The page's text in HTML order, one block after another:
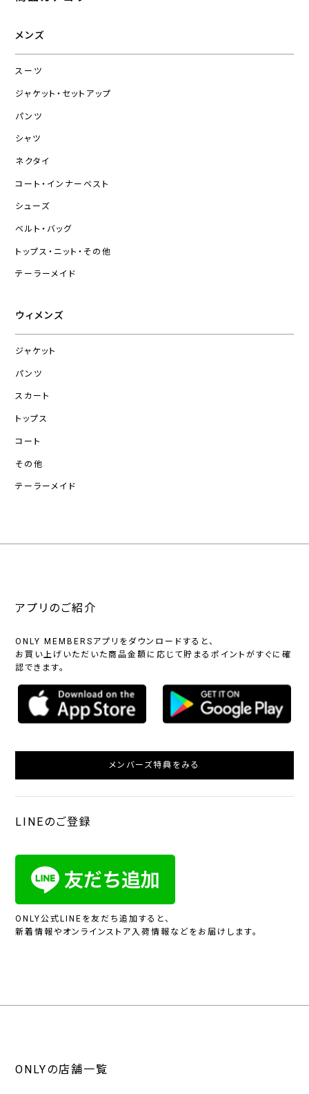
メンズ
スーツ
ジャケット・セットアップ
パンツ
シャツ
ネクタイ
コート・インナーベスト
シューズ
ベルト・バッグ
トップス・ニット・その他
テーラーメイド
ウィメンズ
ジャケット
パンツ
スカート
トップス
コート
その他
テーラーメイド
アプリのご紹介
ONLY MEMBERSアプリをダウンロードすると、
お買い上げいただいた商品金額に応じて貯まるポイントがすぐに確
認できます。
メンバーズ特典をみる
LINEのご登録
ONLY公式LINEを友だち追加すると、
新着情報やオンラインストア入荷情報などをお届けします。
ONLYの店舗一覧